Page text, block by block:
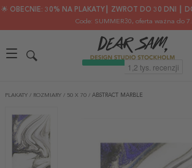
🌟 OBECNIE: 30% NA PLAKATY┃ ZWROT DO 30 DNI ┃
Code: SUMMER30, oferta ważna do
PLAKATY / ROZMIARY / 50 X 70 / ABSTRACT MARBLE